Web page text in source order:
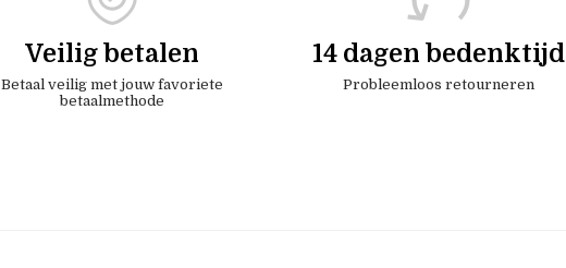
Veilig betalen
Betaal veilig met jouw favoriete
betaalmethode
14 dagen bedenktijd
Probleemloos retourneren